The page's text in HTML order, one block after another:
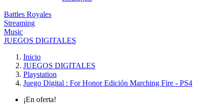
Battles Royales
Streaming
Music
JUEGOS DIGITALES
Inicio
JUEGOS DIGITALES
Playstation
Juego Digital : For Honor Edición Marching Fire - PS4
¡En oferta!